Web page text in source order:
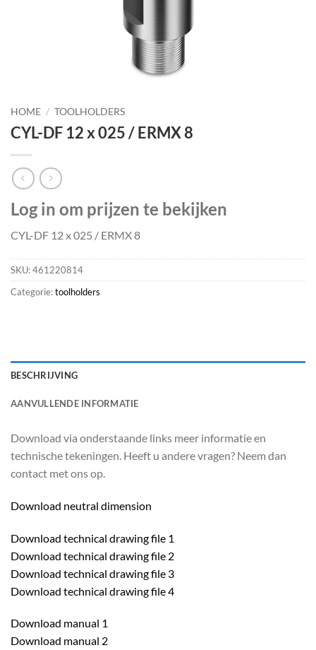
HOME / TOOLHOLDERS
CYL-DF 12 x 025 / ERMX 8
Log in om prijzen te bekijken
CYL-DF 12 x 025 / ERMX 8
SKU:461220814
Categorie:toolholders
BESCHRIJVING
AANVULLENDE INFORMATIE
Download via onderstaande links meer informatie en
technische tekeningen. Heeft u andere vragen? Neem dan
contact met ons op.
Download neutral dimension
Download technical drawing file 1
Download technical drawing file 2
Download technical drawing file 3
Download technical drawing file 4
Download manual 1
Download manual 2